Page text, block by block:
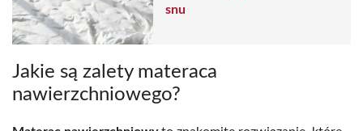
snu
Jakie są zalety materaca
nawierzchniowego?